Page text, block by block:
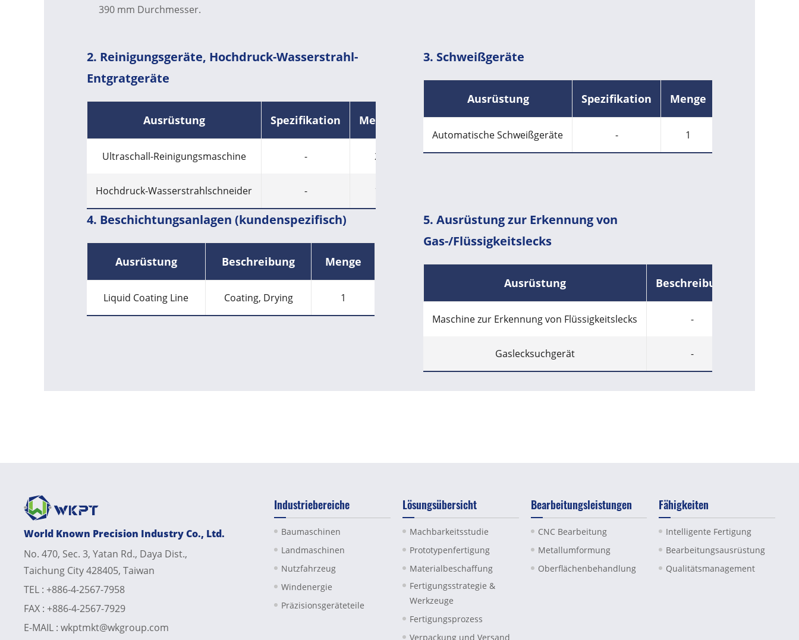
390 mm Durchmesser.
2. Reinigungsgeräte, Hochdruck-Wasserstrahl-
Entgratgeräte
Ausrüstung Spezifikation Menge
Ultraschall-Reinigungsmaschine - 2
Hochdruck-Wasserstrahlschneider - 1
3. Schweißgeräte
Ausrüstung Spezifikation Menge
Automatische Schweißgeräte - 1
4. Beschichtungsanlagen (kundenspezifisch)
Ausrüstung Beschreibung Menge
Liquid Coating Line Coating, Drying 1
5. Ausrüstung zur Erkennung von
Gas-/Flüssigkeitslecks
Ausrüstung Beschreibung
Maschine zur Erkennung von Flüssigkeitslecks -
Gaslecksuchgerät -
World Known Precision Industry Co., Ltd.
No. 470, Sec. 3, Yatan Rd., Daya Dist.,
Taichung City 428405, Taiwan
TEL : +886-4-2567-7958
FAX : +886-4-2567-7929
E-MAIL : wkptmkt@wkgroup.com
Industriebereiche
Baumaschinen
Landmaschinen
Nutzfahrzeug
Windenergie
Präzisionsgeräteteile
Lösungsübersicht
Machbarkeitsstudie
Prototypenfertigung
Materialbeschaffung
Fertigungsstrategie &
Werkzeuge
Fertigungsprozess
Verpackung und Versand
Bearbeitungsleistungen
CNC Bearbeitung
Metallumformung
Oberflächenbehandlung
Fähigkeiten
Intelligente Fertigung
Bearbeitungsausrüstung
Qualitätsmanagement